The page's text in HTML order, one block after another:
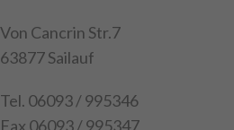
Von Cancrin Str.7
63877 Sailauf
Tel. 06093 / 995346
Fax 06093 / 995347